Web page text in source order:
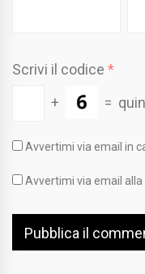
Scrivi il codice *
+
=
Avvertimi via email in
Avvertimi via email alla